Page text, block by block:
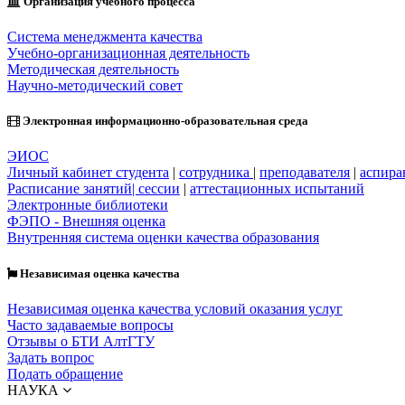
Система менеджмента качества
Учебно-организационная деятельность
Методическая деятельность
Научно-методический совет
Электронная информационно-образовательная среда
ЭИОС
Личный кабинет студента | сотрудника | преподавателя |
Расписание занятий| сессии | аттестационных испытаний
Электронные библиотеки
ФЭПО - Внешняя оценка
Внутренняя система оценки качества образования
Независимая оценка качества
Независимая оценка качества условий оказания услуг
Часто задаваемые вопросы
Отзывы о БТИ АлтГТУ
Задать вопрос
Подать обращение
НАУКА